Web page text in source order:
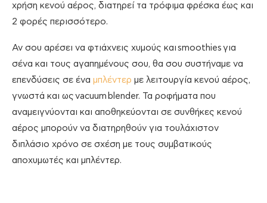
χρήση κενού αέρος, διατηρεί τα τρόφιμα φρέσκα έως και
2 φορές περισσότερο.
Αν σου αρέσει να φτιάχνεις χυμούς και smoothies για
σένα και τους αγαπημένους σου, θα σου συστήναμε να
επενδύσεις σε ένα μπλέντερ με λειτουργία κενού αέρος,
γνωστά και ως vacuum blender. Τα ροφήματα που
αναμειγνύονται και αποθηκεύονται σε συνθήκες κενού
αέρος μπορούν να διατηρηθούν για τουλάχιστον
διπλάσιο χρόνο σε σχέση με τους συμβατικούς
αποχυμωτές και μπλέντερ.